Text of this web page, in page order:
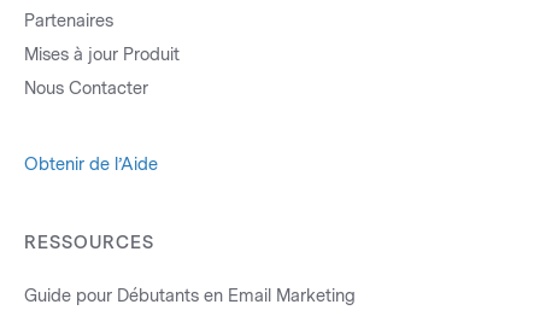
Partenaires
Mises à jour Produit
Nous Contacter
Obtenir de l’Aide
RESSOURCES
Guide pour Débutants en Email Marketing